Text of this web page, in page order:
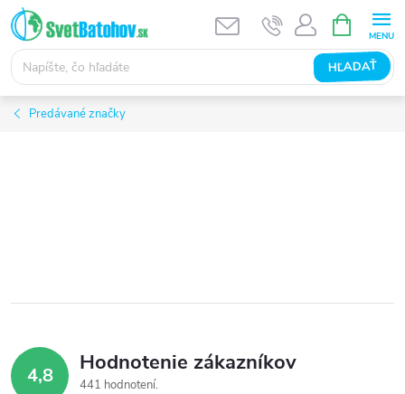
Prejsť
na
obsah
HĽADAŤ
KOŠÍK
Predávané značky
4,8 Hodnotenie zákazníkov
441 hodnotení